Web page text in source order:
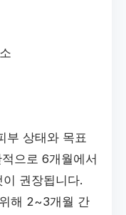
부 상태와 목표
으로 6개월에서
권장됩니다.
해 2~3개월 간